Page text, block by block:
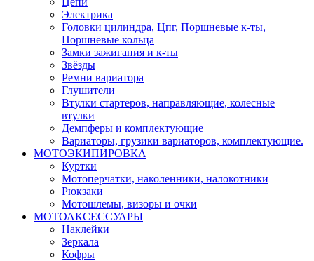
Электрика
Головки цилиндра, Цпг, Поршневые к-ты,
Поршневые кольца
Замки зажигания и к-ты
Звёзды
Ремни вариатора
Глушители
Втулки стартеров, направляющие, колесные
втулки
Демпферы и комплектующие
Вариаторы, грузики вариаторов, комплектующие.
МОТОЭКИПИРОВКА
Куртки
Мотоперчатки, наколенники, налокотники
Рюкзаки
Мотошлемы, визоры и очки
МОТОАКСЕССУАРЫ
Наклейки
Зеркала
Кофры